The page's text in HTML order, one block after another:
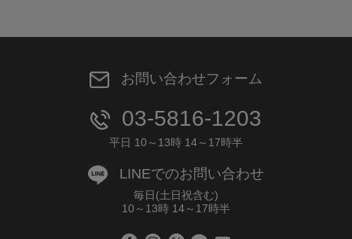
お問い合わせフォーム
03-5816-1203
平日 10～13時 14～17時半
LINEでのお問い合わせ
毎日(土日祝含む)
10～13時 14～17時半